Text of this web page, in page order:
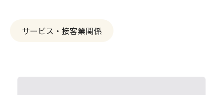
サービス・接客業関係